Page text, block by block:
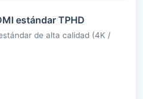
estándar TPHD
de alta calidad (4K /